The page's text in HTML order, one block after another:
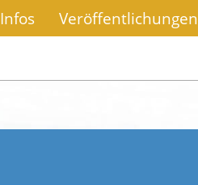
Infos Veröffentlichungen